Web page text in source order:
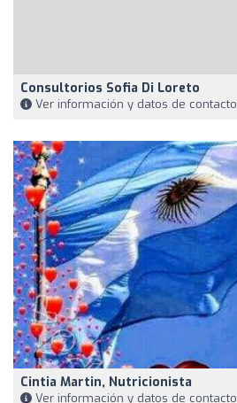
Consultorios Sofia Di Loreto
Ver información y datos de contacto
Cintia Martin, Nutricionista
Ver información y datos de contacto